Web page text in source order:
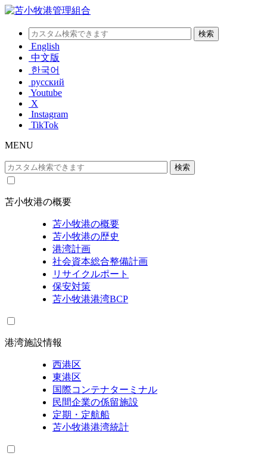
English
中文版
한국어
русский
Youtube
X
Instagram
TikTok
MENU
苫小牧港の概要
苫小牧港の概要
苫小牧港の歴史
港湾計画
社会資本総合整備計画
リサイクルポート
保安対策
苫小牧港港湾BCP
港湾施設情報
西港区
東港区
国際コンテナターミナル
民間企業の係留施設
定期・定航船
苫小牧港港湾統計